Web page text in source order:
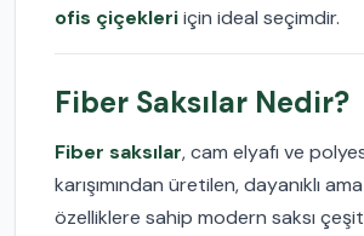
ofis çiçekleriiçin ideal seçimdir.
Fiber Saksılar Nedir?
Fiber saksılar, cam elyafı ve
karışımından üretilen, dayanıklı
özelliklere sahip modern saksı